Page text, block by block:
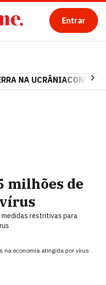
Entrar
NA UCRÂNIA
milhões de
restritivas para
na economia atingida por vírus